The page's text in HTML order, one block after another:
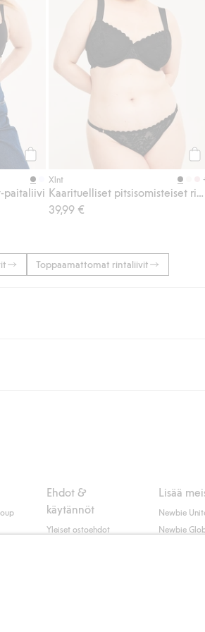
Osta
paitaliivi
Xlnt
Kaarituelliset pitsisomisteiset rintaliivit
39,99 €
Toppaamattomat rintaliivit
(ei koske kotiinkuljetusta).
Ehdot &
käytännöt
Yleiset ostoehdot
Lisää
Newbie
Newbie